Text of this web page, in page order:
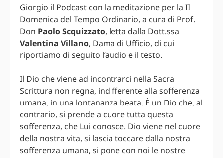
Giorgio il Podcast con la meditazione per la II
Domenica del Tempo Ordinario, a cura di Prof.
Don Paolo Scquizzato, letta dalla Dott.ssa
Valentina Villano, Dama di Ufficio, di cui
riportiamo di seguito l’audio e il testo.
Il Dio che viene ad incontrarci nella Sacra
Scrittura non regna, indifferente alla sofferenza
umana, in una lontananza beata. È un Dio che, al
contrario, si prende a cuore tutta questa
sofferenza, che Lui conosce. Dio viene nel cuore
della nostra vita, si lascia toccare dalla nostra
sofferenza umana, si pone con noi le nostre